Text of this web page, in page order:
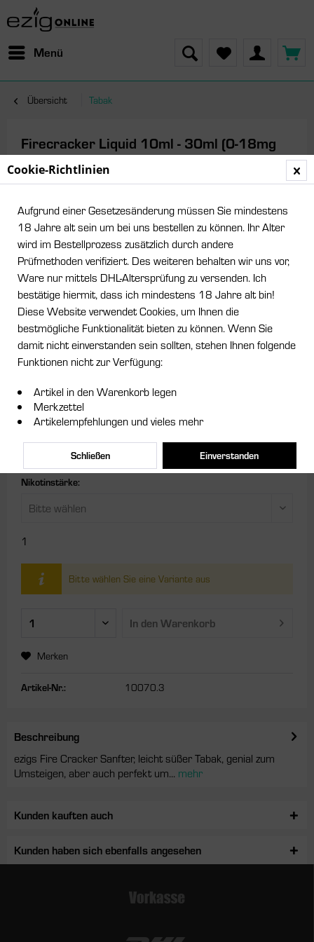
Menü
Übersicht Tabak
Firecracker Liquid 10ml - 30ml (0-18mg
Nikotin/ml)
ab 8,95 € *
inkl. MwSt.zzgl. Versandkosten
Größe:
Nikotinstärke:
1
Bitte wählen Sie eine Variante aus
In den Warenkorb
Merken
Artikel-Nr.: 10070.3
Beschreibung
ezigs Fire Cracker Sanfter, leicht süßer Tabak, genial zum
Umsteigen, aber auch perfekt um... mehr
Kunden kauften auch
Kunden haben sich ebenfalls angesehen
Cookie-Richtlinien
Aufgrund einer Gesetzesänderung müssen Sie mindestens
18 Jahre alt sein um bei uns bestellen zu können. Ihr Alter
wird im Bestellprozess zusätzlich durch andere
Prüfmethoden verifiziert. Des weiteren behalten wir uns vor,
Ware nur mittels DHL-Altersprüfung zu versenden. Ich
bestätige hiermit, dass ich mindestens 18 Jahre alt bin!
Diese Website verwendet Cookies, um Ihnen die
bestmögliche Funktionalität bieten zu können. Wenn Sie
damit nicht einverstanden sein sollten, stehen Ihnen folgende
Funktionen nicht zur Verfügung:
Artikel in den Warenkorb legen
Merkzettel
Artikelempfehlungen und vieles mehr
Einverstanden
Schließen